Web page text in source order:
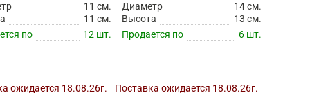
11 см.
11 см.
по
12 шт.
ожидается 18.08.26г.
Диаметр
14 см.
Высота
13 см.
Продается по
6 шт.
Поставка ожидается 18.08.26г.